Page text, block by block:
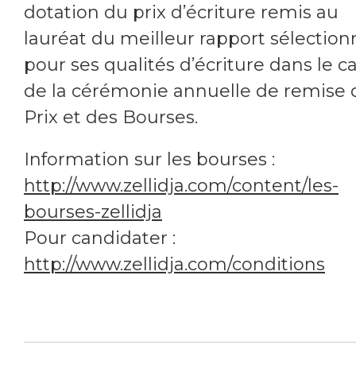
dotation du prix d’écriture remis au
lauréat du meilleur rapport
pour ses qualités d’écriture dans le
de la cérémonie annuelle de remise
Prix et des Bourses.
Information sur les bourses :
http://www.zellidja.com/content/les-
bourses-zellidja
Pour candidater :
http://www.zellidja.com/conditions